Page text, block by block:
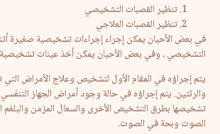
تنظير القصبات التشخيصي
تنظير القصبات العلاجي
في بعض الأحيان يمكن إجراء إجراءات تشخيصية صغيرة
التشخيصي ، وفي بعض الأحيان يمكن أخذ عينات تشخيصية
يتم إجراؤه في المقام الأول لتشخيص وعلاج الأمراض التي
والرئتين. يتم إجراؤه في حالة وجود أمراض الجهاز
تشخيصها بطرق التشخيص الأخرى والسعال المزمن
الصوت وبحة في الصوت.